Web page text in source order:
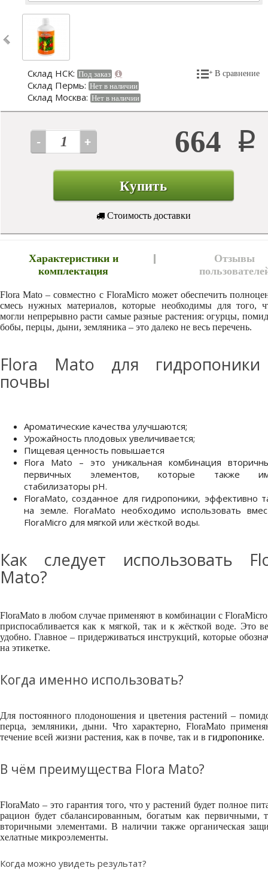
Склад НСК: Под заказ
Склад Пермь: Нет в наличии
Склад Москва: Нет в наличии
В сравнение
664 Р
Купить
Стоимость доставки
Характеристики и
комплектация
Отзывы
Flora Mato – совместно с FloraMicro может обеспечить
смесь нужных материалов, которые необходимы для того,
могли непрерывно расти самые разные растения: огурцы,
бобы, перцы, дыни, земляника – это далеко не весь перечень.
Flora Mato для
почвы
Ароматические качества улучшаются;
Урожайность плодовых увеличивается;
Пищевая ценность повышается
Flora Mato – это уникальная комбинация
первичных элементов, которые также
стабилизаторы pH.
FloraMato, созданное для гидропоники, эффективно
на земле. FloraMato необходимо использовать
FloraMicro для мягкой или жёсткой воды.
Как следует использовать
Mato?
FloraMato в любом случае применяют в комбинации с
приспосабливается как к мягкой, так и к жёсткой воде. Это
удобно. Главное – придерживаться инструкций, которые
на этикетке.
Когда именно использовать?
Для постоянного плодоношения и цветения растений –
перца, земляники, дыни. Что характерно, FloraMato
течение всей жизни растения, как в почве, так и в гидропонике.
В чём преимущества Flora Mato?
FloraMato – это гарантия того, что у растений будет полное
рацион будет сбалансированным, богатым как первичными,
вторичными элементами. В наличии также органическая
хелатные микроэлементы.
Когда можно увидеть результат?